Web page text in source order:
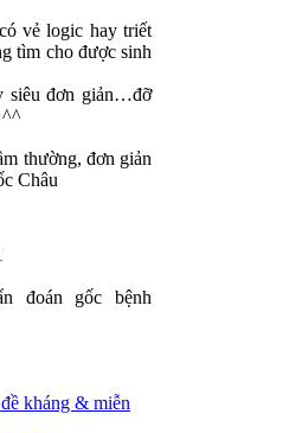
vẻ logic hay triết
tìm cho được sinh
siêu đơn giản…đỡ
^^
thường, đơn giản
Châu
đoán gốc bệnh
kháng & miễn